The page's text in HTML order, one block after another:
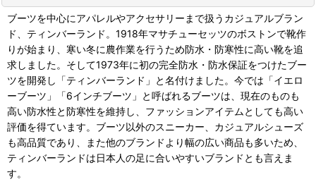
ブーツを中心にアパレルやアクセサリーまで扱うカジュアルブラン
ド、ティンバーランド。1918年マサチューセッツのボストンで靴作
りが始まり、寒い冬に農作業を行うため防水・防寒性に高い靴を追
求しました。そして1973年に初の完全防水・防水保証をつけたブー
ツを開発し「ティンバーランド」と名付けました。今では「イエロ
ーブーツ」「6インチブーツ」と呼ばれるブーツは、現在のものも
高い防水性と防寒性を維持し、ファッションアイテムとしても高い
評価を得ています。ブーツ以外のスニーカー、カジュアルシューズ
も高品質であり、また他のブランドより幅の広い商品も多いため、
ティンバーランドは日本人の足に合いやすいブランドとも言えま
す。